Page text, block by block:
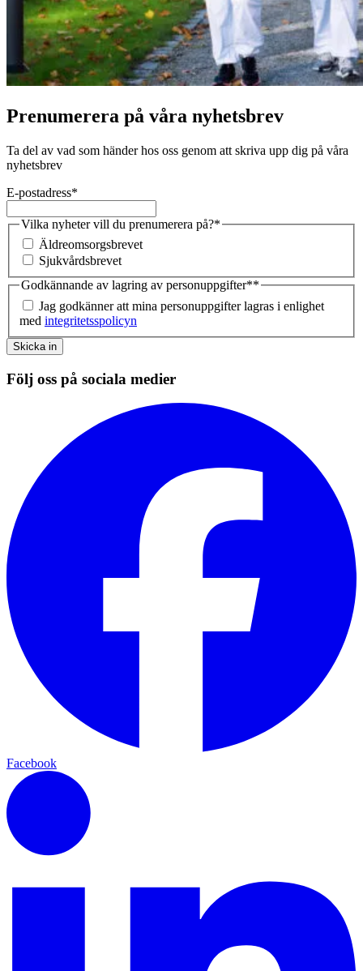
Prenumerera på våra nyhetsbrev
Ta del av vad som händer hos oss genom att skriva upp dig på våra
nyhetsbrev
E-postadress*
Vilka nyheter vill du prenumerera på?*
Äldreomsorgsbrevet
Sjukvårdsbrevet
Godkännande av lagring av personuppgifter**
Jag godkänner att mina personuppgifter lagras i enlighet
med integritetsspolicyn
Skicka in
Följ oss på sociala medier
Facebook